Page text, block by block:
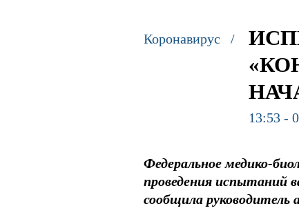
Коронавирус /
13:53 -
Федеральное медико-
проведения испытаний
сообщила руководитель